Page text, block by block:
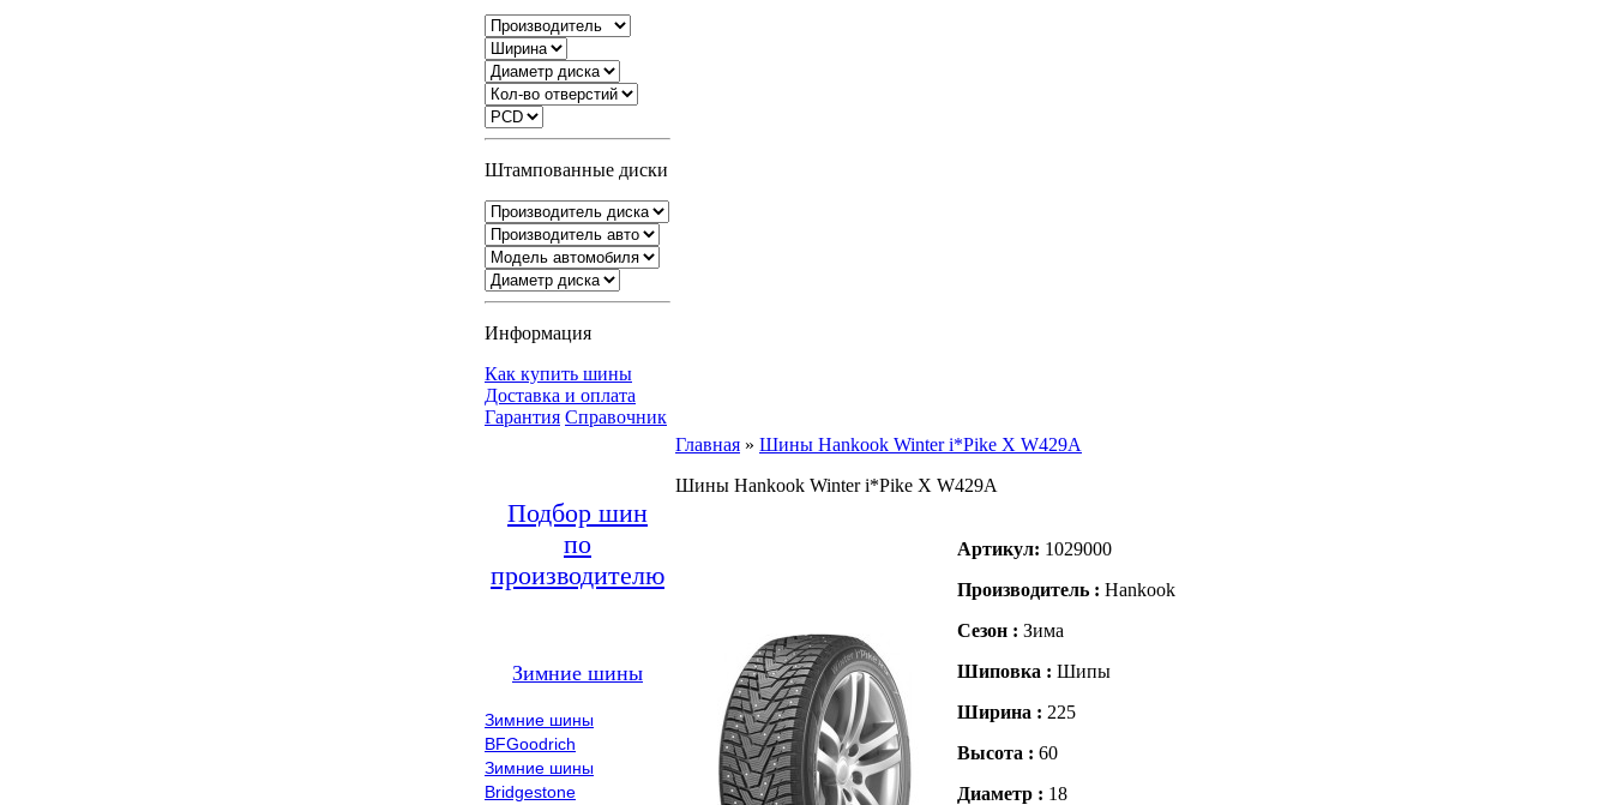
Штампованные диски
Информация
Как купить шины
Доставка и оплата
Гарантия Справочник
Подбор шин
по
производителю
Зимние шины
Зимние шины
BFGoodrich
Зимние шины
Bridgestone
Главная » Шины Hankook Winter i*Pike X W429A
Шины Hankook Winter i*Pike X W429A
Артикул: 1029000
Производитель : Hankook
Сезон : Зима
Шиповка : Шипы
Ширина : 225
Высота : 60
Диаметр : 18